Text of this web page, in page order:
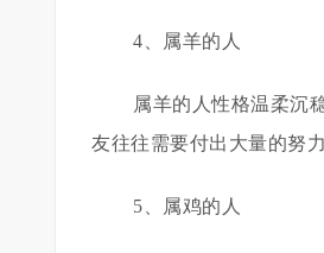
4、属羊的人
属羊的人性格温柔沉
友往往需要付出大量的努
5、属鸡的人